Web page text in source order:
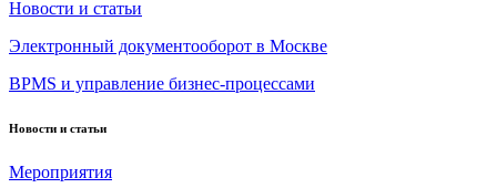
Новости и статьи
Электронный документооборот в Москве
BPMS и управление бизнес-процессами
Новости и статьи
Мероприятия